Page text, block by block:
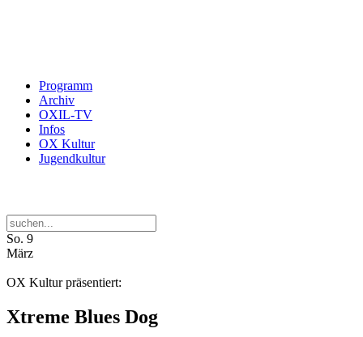
Programm
Archiv
OXIL-TV
Infos
OX Kultur
Jugendkultur
So. 9
März
OX Kultur präsentiert:
Xtreme Blues Dog